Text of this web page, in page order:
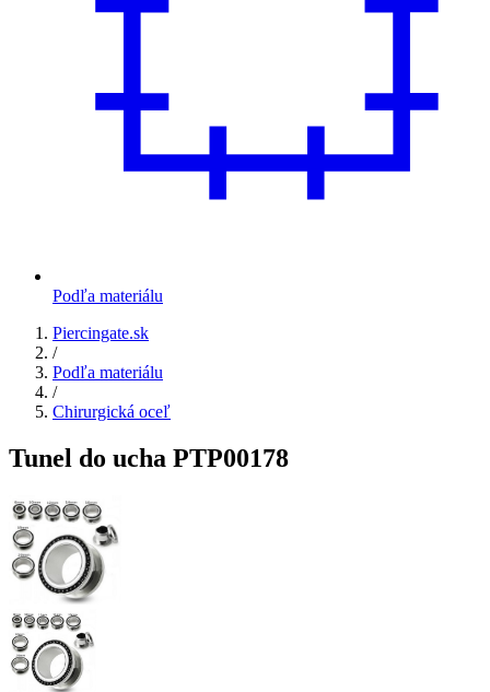
Podľa materiálu
Piercingate.sk
/
Podľa materiálu
/
Chirurgická oceľ
Tunel do ucha PTP00178